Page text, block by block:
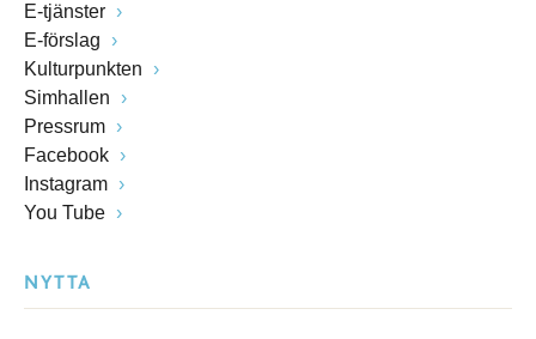
E-tjänster
E-förslag
Kulturpunkten
Simhallen
Pressrum
Facebook
Instagram
You Tube
NYTTA